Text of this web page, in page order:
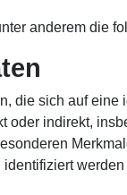
anderem die
die sich auf
indirekt,
werden